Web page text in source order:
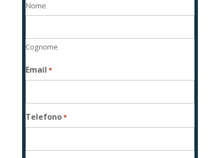
Nome
Cognome
Email *
Telefono*